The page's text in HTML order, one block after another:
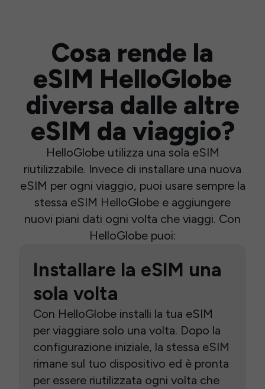
Cosa rende la
eSIM HelloGlobe
diversa dalle altre
eSIM da viaggio?
HelloGlobe utilizza una sola eSIM
riutilizzabile. Invece di installare una nuova
eSIM per ogni viaggio, puoi usare sempre la
stessa eSIM HelloGlobe e aggiungere
nuovi piani dati ogni volta che viaggi. Con
HelloGlobe puoi:
Installare la eSIM una
sola volta
Con HelloGlobe installi la tua eSIM
per viaggiare solo una volta. Dopo la
configurazione iniziale, la stessa eSIM
rimane sul tuo dispositivo ed è pronta
per essere riutilizzata ogni volta che